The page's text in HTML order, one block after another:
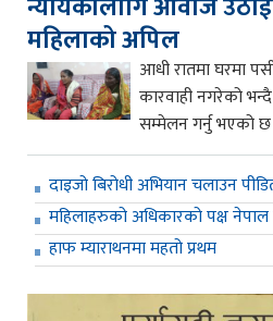
महिलाको अपिल
आधी रातमा घरमा
कारवाही नगरेको
सम्मेलन गर्नु भएको छ
दाइजो बिरोधी अभियान चलाउन
महिलाहरुको अधिकारको पक्ष नेपाल
हाफ म्याराथनमा महतो प्रथम